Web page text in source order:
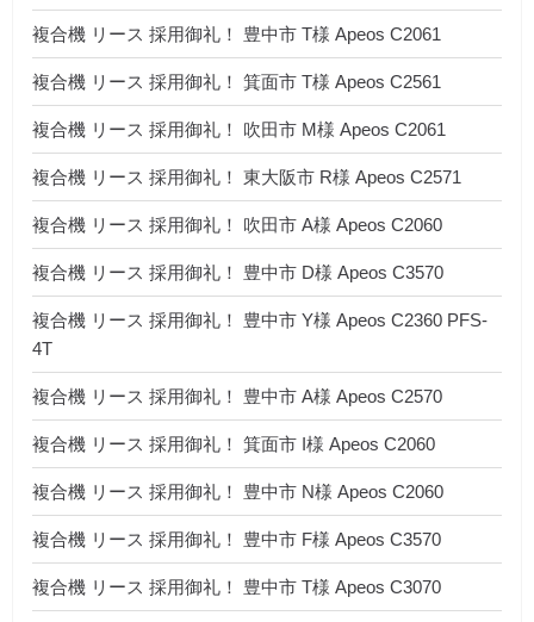
複合機 リース 採用御礼！ 豊中市 T様 Apeos C2061
複合機 リース 採用御礼！ 箕面市 T様 Apeos C2561
複合機 リース 採用御礼！ 吹田市 M様 Apeos C2061
複合機 リース 採用御礼！ 東大阪市 R様 Apeos C2571
複合機 リース 採用御礼！ 吹田市 A様 Apeos C2060
複合機 リース 採用御礼！ 豊中市 D様 Apeos C3570
複合機 リース 採用御礼！ 豊中市 Y様 Apeos C2360 PFS-
4T
複合機 リース 採用御礼！ 豊中市 A様 Apeos C2570
複合機 リース 採用御礼！ 箕面市 I様 Apeos C2060
複合機 リース 採用御礼！ 豊中市 N様 Apeos C2060
複合機 リース 採用御礼！ 豊中市 F様 Apeos C3570
複合機 リース 採用御礼！ 豊中市 T様 Apeos C3070